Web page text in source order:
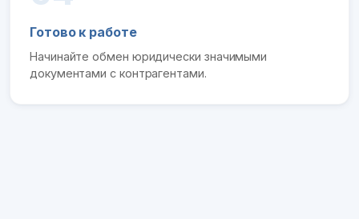
Готово к работе
Начинайте обмен юридически значимыми
документами с контрагентами.